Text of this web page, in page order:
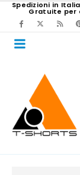
Spedizioni in
Gratuite per